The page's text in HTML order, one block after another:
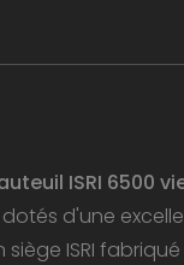
ISRI 6500
dotés d'une
ISRI